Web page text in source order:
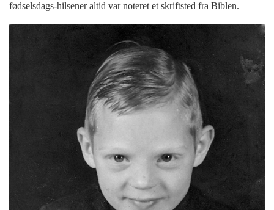
fødselsdags-hilsener altid var noteret et skriftsted fra Biblen.